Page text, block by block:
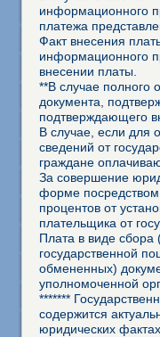
информационного
платежа
Факт внесения
информационного
внесении платы.
**В случае полного
документа,
подтверждающего
В случае, если для
сведений от
граждане
За совершение
форме посредством
процентов от
плательщика от
Плата в виде
государственной
обмененных)
уполномоченной
*******
содержится
юридических